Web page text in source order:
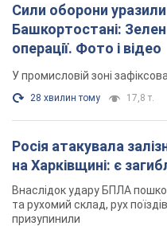
Сили оборони
Башкортостані:
операції. Фото і відео
У промисловій зоні
28 хвилин тому 17,8 т.
Росія атакувала
на Харківщині: є
Внаслідок удару БПЛА
та рухомий склад, рух
призупинили